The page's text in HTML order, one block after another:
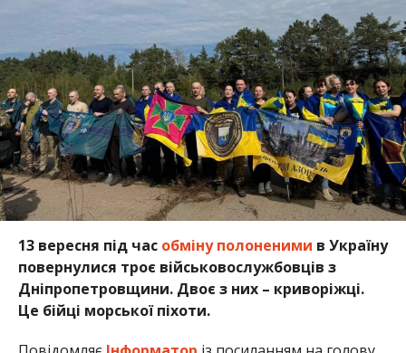
13 вересня під час обміну полоненими в Україну
повернулися троє військовослужбовців з
Дніпропетровщини. Двоє з них – криворіжці.
Це бійці морської піхоти.